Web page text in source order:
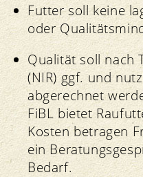
Futter soll keine
oder
Qualität soll nach
(NIR) ggf. und
abgerechnet
FiBL bietet
Kosten betragen
ein
Bedarf.